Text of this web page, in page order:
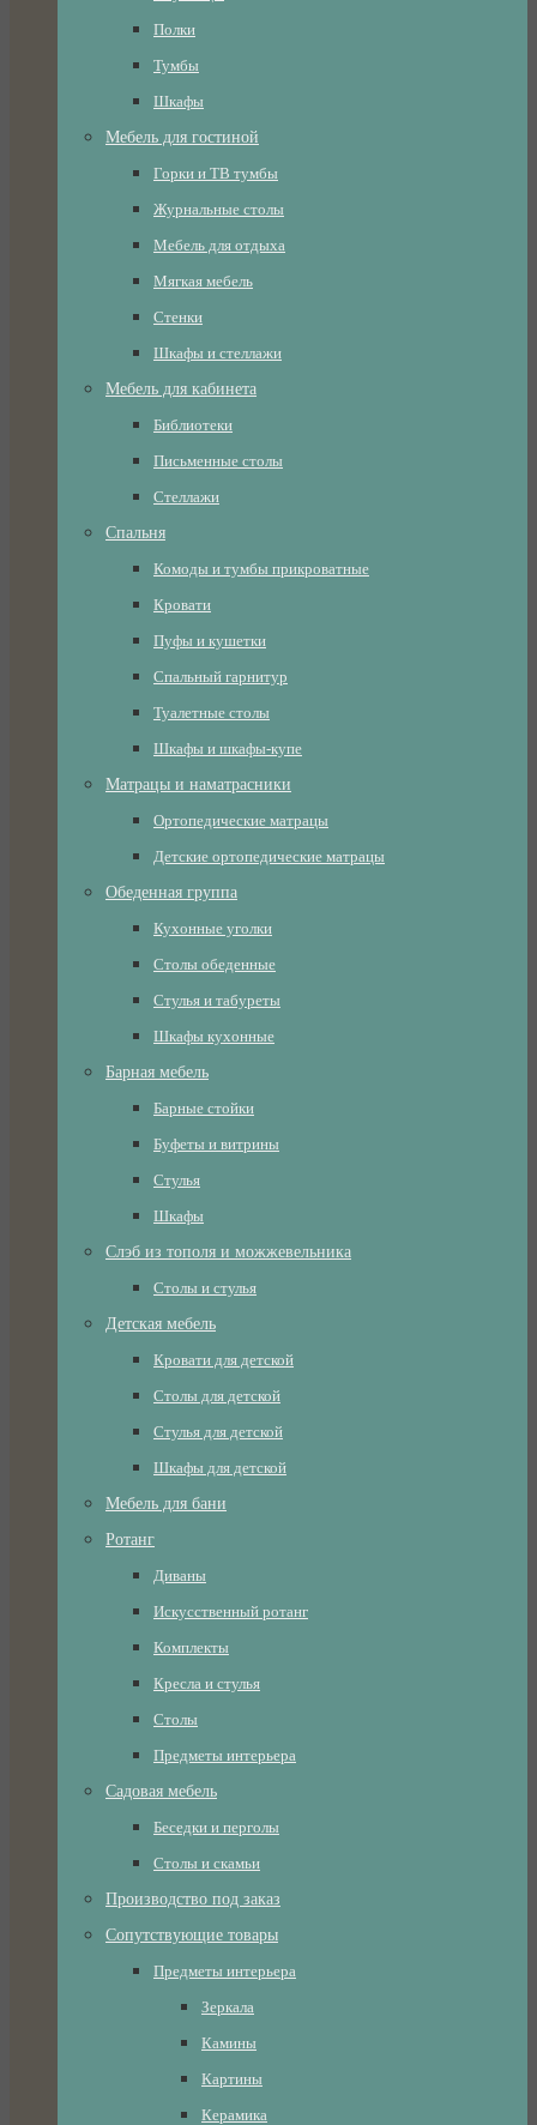
Полки
Тумбы
Шкафы
Мебель для гостиной
Горки и ТВ тумбы
Журнальные столы
Мебель для отдыха
Мягкая мебель
Стенки
Шкафы и стеллажи
Мебель для кабинета
Библиотеки
Письменные столы
Стеллажи
Спальня
Комоды и тумбы прикроватные
Кровати
Пуфы и кушетки
Спальный гарнитур
Туалетные столы
Шкафы и шкафы-купе
Матрацы и наматрасники
Ортопедические матрацы
Детские ортопедические матрацы
Обеденная группа
Кухонные уголки
Столы обеденные
Стулья и табуреты
Шкафы кухонные
Барная мебель
Барные стойки
Буфеты и витрины
Стулья
Шкафы
Слэб из тополя и можжевельника
Столы и стулья
Детская мебель
Кровати для детской
Столы для детской
Стулья для детской
Шкафы для детской
Мебель для бани
Ротанг
Диваны
Искусственный ротанг
Комплекты
Кресла и стулья
Столы
Предметы интерьера
Садовая мебель
Беседки и перголы
Столы и скамьи
Производство под заказ
Сопутствующие товары
Предметы интерьера
Зеркала
Камины
Картины
Керамика